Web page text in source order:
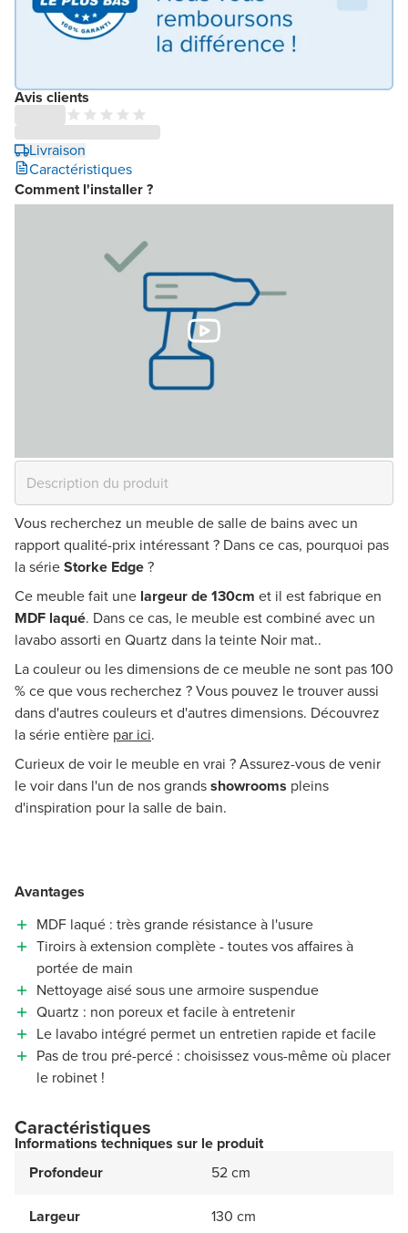
Avis clients
Livraison
Caractéristiques
Comment l'installer ?
Vous recherchez un meuble de salle de bains avec un
rapport qualité-prix intéressant ? Dans ce cas, pourquoi pas
la sérieStorke Edge?
Ce meuble fait une largeur de 130cm et il est fabrique en
MDF laqué. Dans ce cas, le meuble est combiné avec un
lavabo assorti en Quartz dans la teinte Noir mat..
La couleur ou les dimensions de ce meuble ne sont pas 100
% ce que vous recherchez ? Vous pouvez le trouver aussi
dans d'autres couleurs et d'autres dimensions. Découvrez
la série entière par ici.
Curieux de voir le meuble en vrai ? Assurez-vous de venir
le voir dans l'un de nos grandsshowrooms pleins
d'inspiration pour la salle de bain.
Avantages
MDF laqué : très grande résistance à l'usure
Tiroirs à extension complète - toutes vos affaires à
portée de main
Nettoyage aisé sous une armoire suspendue
Quartz : non poreux et facile à entretenir
Le lavabo intégré permet un entretien rapide et facile
Pas de trou pré-percé : choisissez vous-même où placer
le robinet !
Caractéristiques
Informations techniques sur le produit
Profondeur
52 cm
Largeur 130 cm